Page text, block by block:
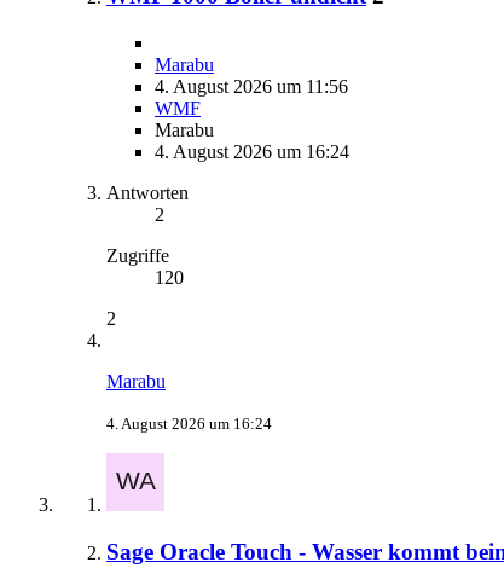
Marabu
4. August 2026 um 11:56
WMF
Marabu
4. August 2026 um 16:24
Antworten
2
Zugriffe
120
2
Marabu
4. August 2026 um 16:24
Sage Oracle Touch - Wasser kommt